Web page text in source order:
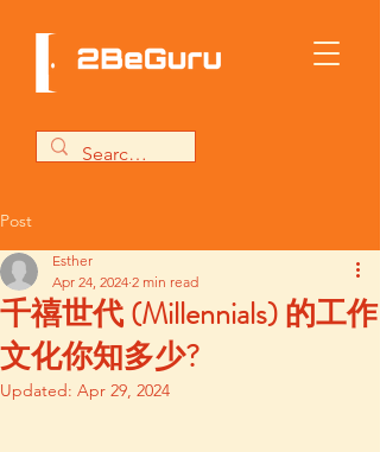
Post
千禧世代 (Millennials) 的工作
文化你知多少?
Esther
Apr 24, 2024 2 min read
Updated: Apr 29, 2024